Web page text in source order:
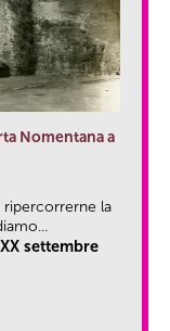
Nomentana a
ripercorrerne la
settembre